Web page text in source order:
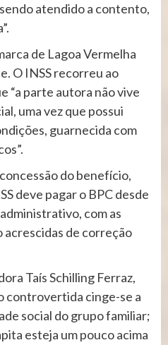
atendido a contento,
de Lagoa Vermelha
O INSS recorreu ao
“a parte autora não vive
uma vez que possui
guarnecida com
do benefício,
deve pagar o BPC desde
com as
acrescidas de correção
Taís Schilling Ferraz,
controvertida cinge-se a
social do grupo familiar;
esteja um pouco acima